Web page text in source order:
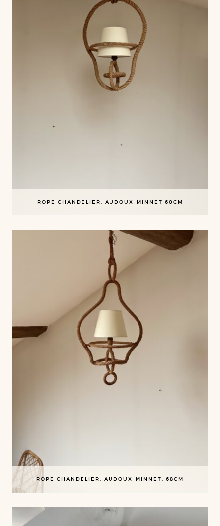
ROPE CHANDELIER, AUDOUX-MINNET 60CM
ROPE CHANDELIER, AUDOUX-MINNET, 68CM